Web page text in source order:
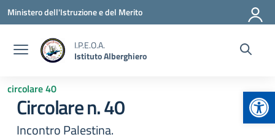
Vai ai contenuti
Vai al menu di navigazione
Vai al footer
Ministero dell'Istruzione e del Merito
I.P.E.O.A.
Istituto Alberghiero
circolare 40
Circolare n. 40
Incontro Palestina.